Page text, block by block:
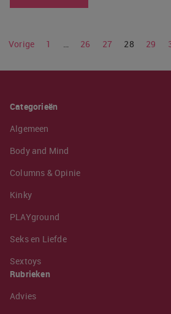
Vorige 1 … 26 27 28 29
Categorieën
Algemeen
Body and Mind
Columns & Opinie
Kinky
PLAYground
Seks en Liefde
Sextoys
Rubrieken
Advies